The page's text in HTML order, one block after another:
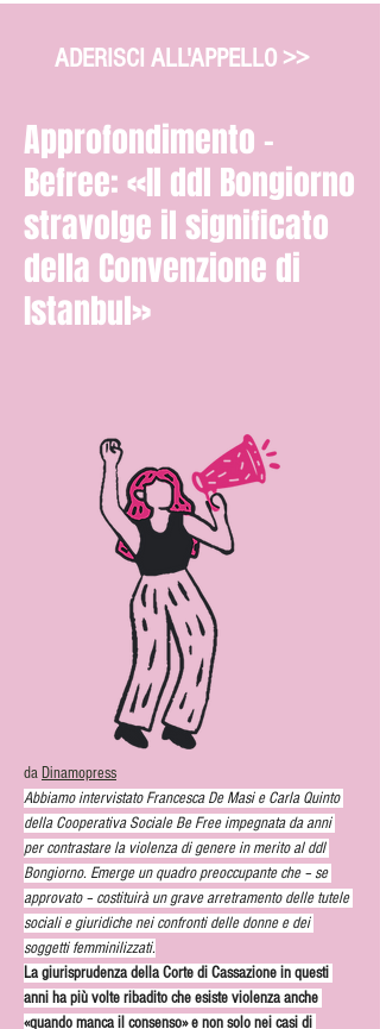
ADERISCI ALL'APPELLO >>
Approfondimento -
Befree: «Il ddl Bongiorno
stravolge il significato
della Convenzione di
Istanbul»
da Dinamopress
Abbiamo intervistato Francesca De Masi e Carla Quinto
della Cooperativa Sociale Be Free impegnata da anni
per contrastare la violenza di genere in merito al ddl
Bongiorno. Emerge un quadro preoccupante che – se
approvato – costituirà un grave arretramento delle tutele
sociali e giuridiche nei confronti delle donne e dei
soggetti femminilizzati.
La giurisprudenza della Corte di Cassazione in questi
anni ha più volte ribadito che esiste violenza anche
«quando manca il consenso» e non solo nei casi di